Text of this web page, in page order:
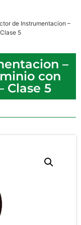
de Instrumentacion –
5
–
con
Clase 5